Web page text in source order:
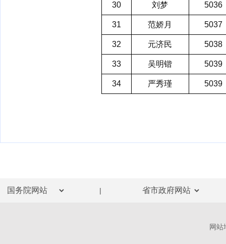
30 刘梦 5036
31 范娇月 5037
32 元济民 5038
33 吴明锴 5039
34 严秀瑾 5039
|
网站